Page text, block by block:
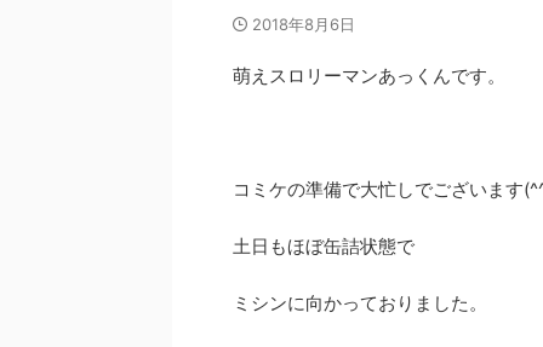
2018年8月6日
萌えスロリーマンあっくんです。
コミケの準備で大忙しでございます
土日もほぼ缶詰状態で
ミシンに向かっておりました。